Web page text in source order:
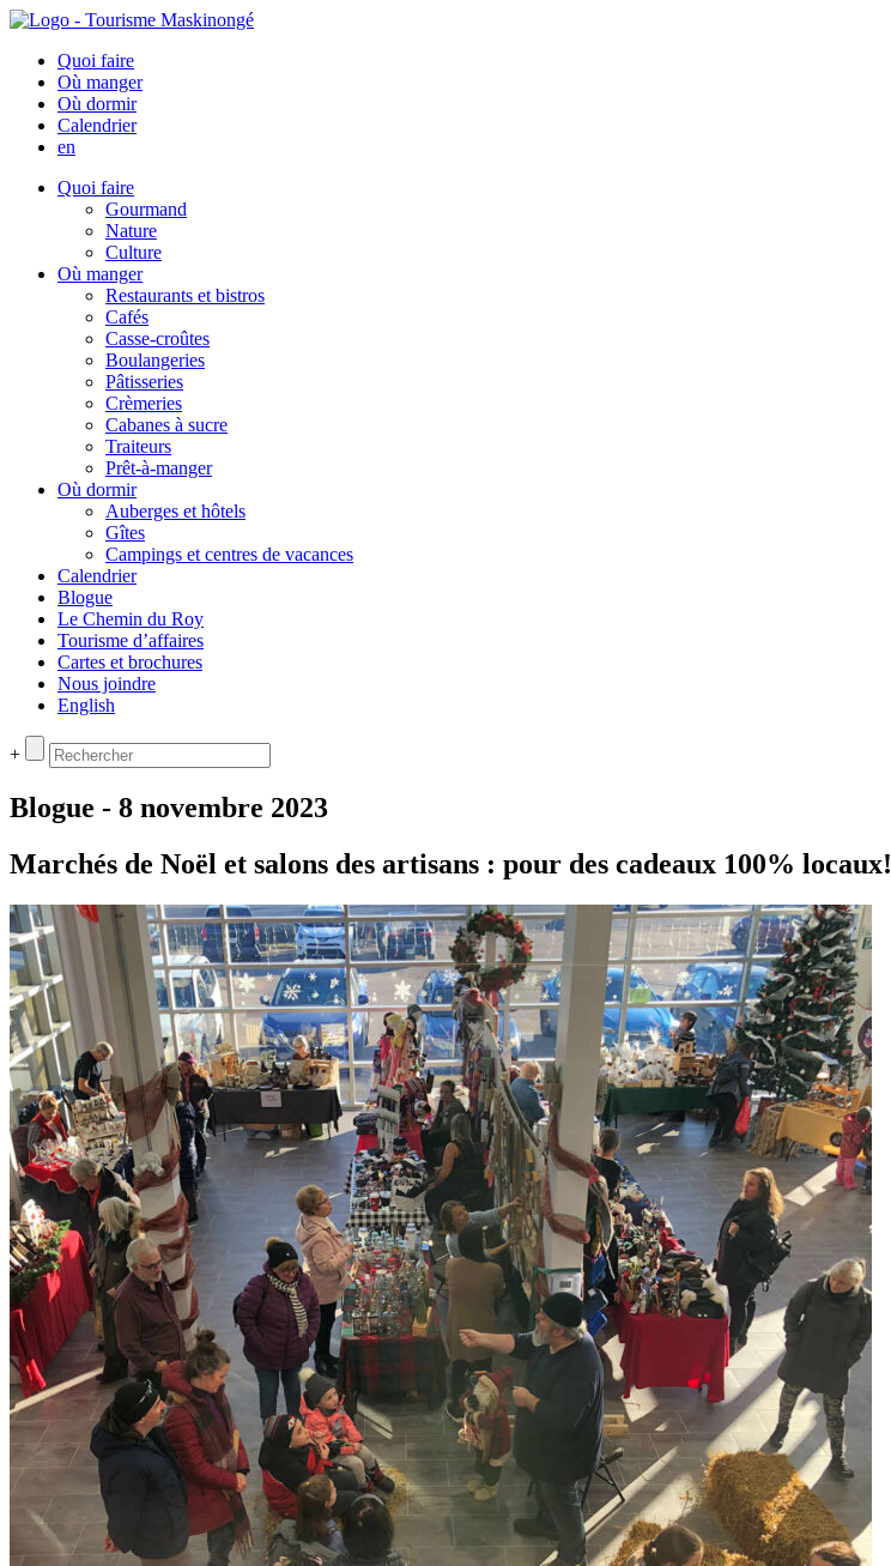
Quoi faire
Où manger
Où dormir
Calendrier
en
Quoi faire
Gourmand
Nature
Culture
Où manger
Restaurants et bistros
Cafés
Casse-croûtes
Boulangeries
Pâtisseries
Crèmeries
Cabanes à sucre
Traiteurs
Prêt-à-manger
Où dormir
Auberges et hôtels
Gîtes
Campings et centres de vacances
Calendrier
Blogue
Le Chemin du Roy
Tourisme d’affaires
Cartes et brochures
Nous joindre
English
+
Blogue - 8 novembre 2023
Marchés de Noël et salons des artisans : pour des cadeaux 100% locaux!